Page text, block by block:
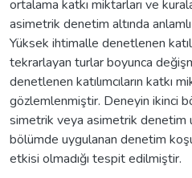
ortalama katkı miktarları ve
asimetrik denetim altında
Yüksek ihtimalle denetlenen
tekrarlayan turlar boyunca
denetlenen katılımcıların katkı
gözlemlenmiştir. Deneyin ikinci
simetrik veya asimetrik denetim
bölümde uygulanan denetim
etkisi olmadığı tespit edilmiştir.